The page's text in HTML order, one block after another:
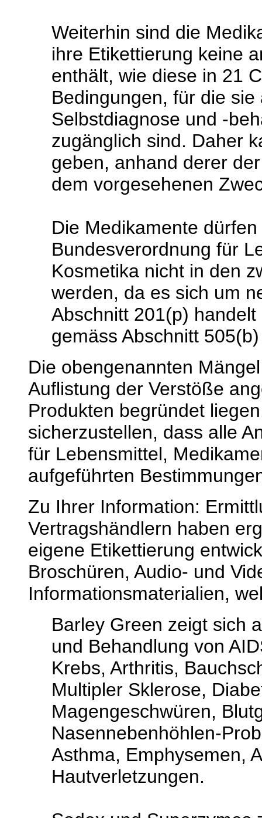
Weiterhin sind die
ihre Etikettierung keine
enthält, wie diese in 21
Bedingungen, für die
Selbstdiagnose und -
zugänglich sind. Daher
geben, anhand derer
dem vorgesehenen
Die Medikamente
Bundesverordnung für
Kosmetika nicht in den
werden, da es sich um
Abschnitt 201(p)
gemäss Abschnitt
Die obengenannten
Auflistung der Verstöße
Produkten begründet
sicherzustellen, dass alle
für Lebensmittel,
aufgeführten
Zu Ihrer Information:
Vertragshändlern haben
eigene Etikettierung
Broschüren, Audio- und
Informationsmaterialien,
Barley Green zeigt sich
und Behandlung von
Krebs, Arthritis,
Multipler Sklerose,
Magengeschwüren,
Nasennebenhöhlen-
Asthma, Emphysemen,
Hautverletzungen.